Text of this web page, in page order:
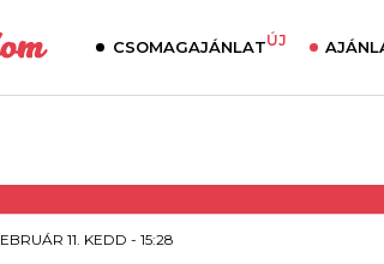
CSOMAGAJÁNLATÚJ
11. KEDD - 15:28